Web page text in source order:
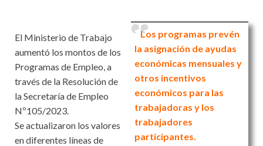
Los programas prevén
la asignación de ayudas
económicas mensuales y
otros incentivos
económicos para las
trabajadoras y los
trabajadores
participantes.
El Ministerio de Trabajo
aumentó los montos de los
Programas de Empleo, a
través de la Resolución de
la Secretaría de Empleo
Nº105/2023.
Se actualizaron los valores
en diferentes líneas de